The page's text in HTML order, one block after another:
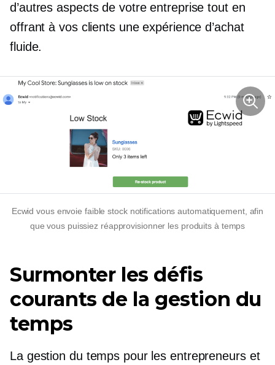
d’autres aspects de votre entreprise tout en
offrant à vos clients une expérience d’achat
fluide.
Ecwid vous envoie faible stocknotifications automatiquement, afin
que vous puissiez réapprovisionner les produits à temps
Surmonter les défis
courants de la gestion du
temps
La gestion du temps pour les entrepreneurs et